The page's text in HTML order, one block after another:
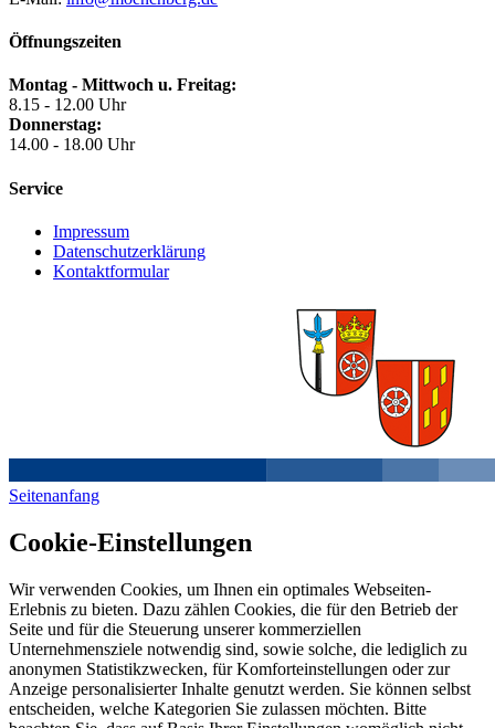
Öffnungszeiten
Montag - Mittwoch u. Freitag:
8.15 - 12.00 Uhr
Donnerstag:
14.00 - 18.00 Uhr
Service
Impressum
Datenschutzerklärung
Kontaktformular
Seitenanfang
Cookie-Einstellungen
Wir verwenden Cookies, um Ihnen ein optimales Webseiten-
Erlebnis zu bieten. Dazu zählen Cookies, die für den Betrieb der
Seite und für die Steuerung unserer kommerziellen
Unternehmensziele notwendig sind, sowie solche, die lediglich zu
anonymen Statistikzwecken, für Komforteinstellungen oder zur
Anzeige personalisierter Inhalte genutzt werden. Sie können selbst
entscheiden, welche Kategorien Sie zulassen möchten. Bitte